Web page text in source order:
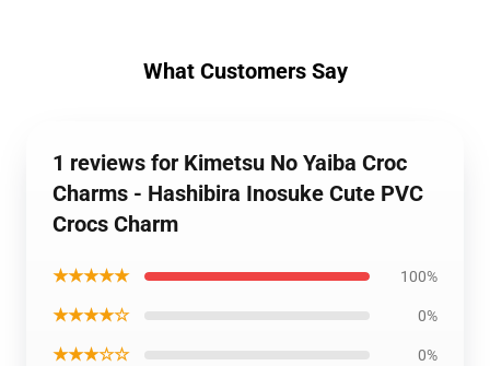
What Customers Say
1 reviews for Kimetsu No Yaiba Croc
Charms - Hashibira Inosuke Cute PVC
Crocs Charm
★★★★★ 100%
★★★★☆ 0%
★★★☆☆ 0%